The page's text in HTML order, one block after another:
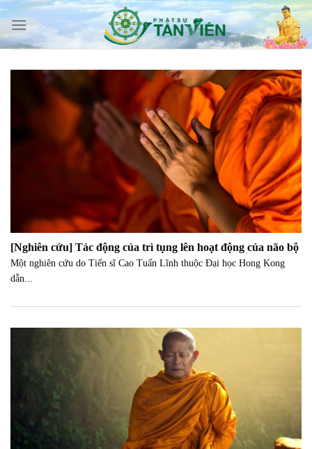
Skip
content
[Nghiên cứu] Tác động của trì tụng lên hoạt động của não bộ
Một nghiên cứu do Tiến sĩ Cao Tuấn Lĩnh thuộc Đại học Hong Kong
dẫn...